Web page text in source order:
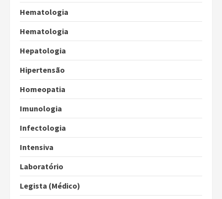
Hematologia
Hematologia
Hepatologia
Hipertensão
Homeopatia
Imunologia
Infectologia
Intensiva
Laboratório
Legista (Médico)